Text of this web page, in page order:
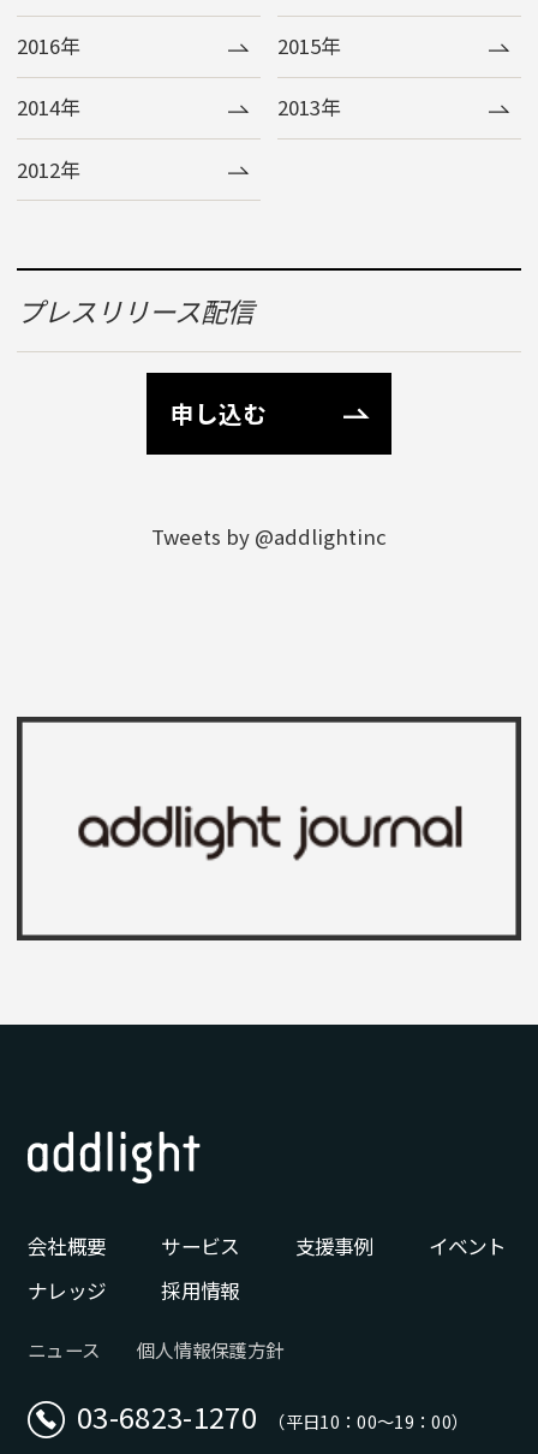
2016年 2015年
2014年 2013年
2012年
プレスリリース配信
申し込む
Tweets by @addlightinc
会社概要 サービス 支援事例
イベント
ナレッジ
採用情報
ニュース 個人情報保護方針
03-6823-1270 （平日10：00〜19：00）